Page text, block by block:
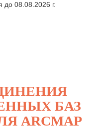
до 08.08.2026 г.
БАЗ
ARCMAP